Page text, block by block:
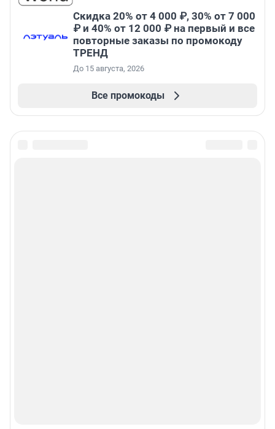
Скидка 20% от 4 000 ₽, 30% от 7 000
₽ и 40% от 12 000 ₽ на первый и все
повторные заказы по промокоду
ТРЕНД
До 15 августа, 2026
Все промокоды